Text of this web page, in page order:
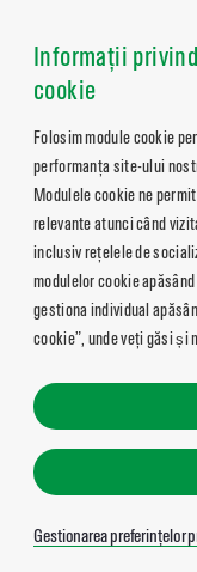
Informații
cookie
Folosim module cookie
performanța site-ului
Modulele cookie ne
relevante atunci când
inclusiv rețelele de
modulelor cookie
gestiona individual
cookie”, unde veți găsi și
Gestionarea preferințelor